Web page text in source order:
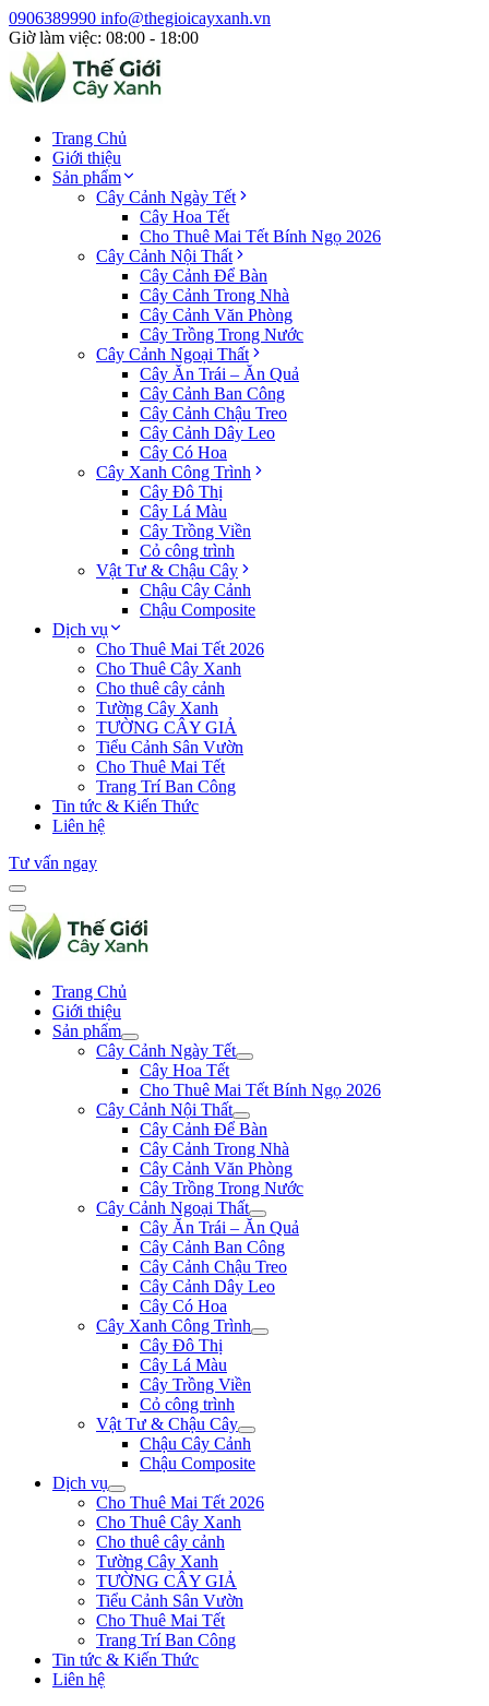
0906389990 info@thegioicayxanh.vn
Giờ làm việc: 08:00 - 18:00
Trang Chủ
Giới thiệu
Sản phẩm
Cây Cảnh Ngày Tết
Cây Hoa Tết
Cho Thuê Mai Tết Bính Ngọ 2026
Cây Cảnh Nội Thất
Cây Cảnh Để Bàn
Cây Cảnh Trong Nhà
Cây Cảnh Văn Phòng
Cây Trồng Trong Nước
Cây Cảnh Ngoại Thất
Cây Ăn Trái – Ăn Quả
Cây Cảnh Ban Công
Cây Cảnh Chậu Treo
Cây Cảnh Dây Leo
Cây Có Hoa
Cây Xanh Công Trình
Cây Đô Thị
Cây Lá Màu
Cây Trồng Viền
Cỏ công trình
Vật Tư & Chậu Cây
Chậu Cây Cảnh
Chậu Composite
Dịch vụ
Cho Thuê Mai Tết 2026
Cho Thuê Cây Xanh
Cho thuê cây cảnh
Tường Cây Xanh
TƯỜNG CÂY GIẢ
Tiểu Cảnh Sân Vườn
Cho Thuê Mai Tết
Trang Trí Ban Công
Tin tức & Kiến Thức
Liên hệ
Tư vấn ngay
Trang Chủ
Giới thiệu
Sản phẩm
Cây Cảnh Ngày Tết
Cây Hoa Tết
Cho Thuê Mai Tết Bính Ngọ 2026
Cây Cảnh Nội Thất
Cây Cảnh Để Bàn
Cây Cảnh Trong Nhà
Cây Cảnh Văn Phòng
Cây Trồng Trong Nước
Cây Cảnh Ngoại Thất
Cây Ăn Trái – Ăn Quả
Cây Cảnh Ban Công
Cây Cảnh Chậu Treo
Cây Cảnh Dây Leo
Cây Có Hoa
Cây Xanh Công Trình
Cây Đô Thị
Cây Lá Màu
Cây Trồng Viền
Cỏ công trình
Vật Tư & Chậu Cây
Chậu Cây Cảnh
Chậu Composite
Dịch vụ
Cho Thuê Mai Tết 2026
Cho Thuê Cây Xanh
Cho thuê cây cảnh
Tường Cây Xanh
TƯỜNG CÂY GIẢ
Tiểu Cảnh Sân Vườn
Cho Thuê Mai Tết
Trang Trí Ban Công
Tin tức & Kiến Thức
Liên hệ